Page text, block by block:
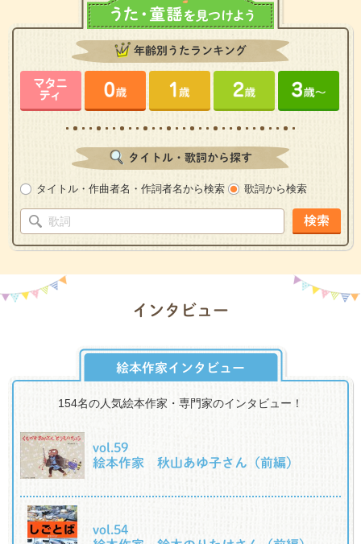
年齢別うたランキング
タイトル・歌詞から探す
タイトル・作曲者名・作詞者名から検索 歌詞から検索
検索
インタビュー
絵本作家インタビュー
154名の人気絵本作家・専門家のインタビュー！
vol.59
絵本作家 秋山あゆ子さん（前編）
vol.54